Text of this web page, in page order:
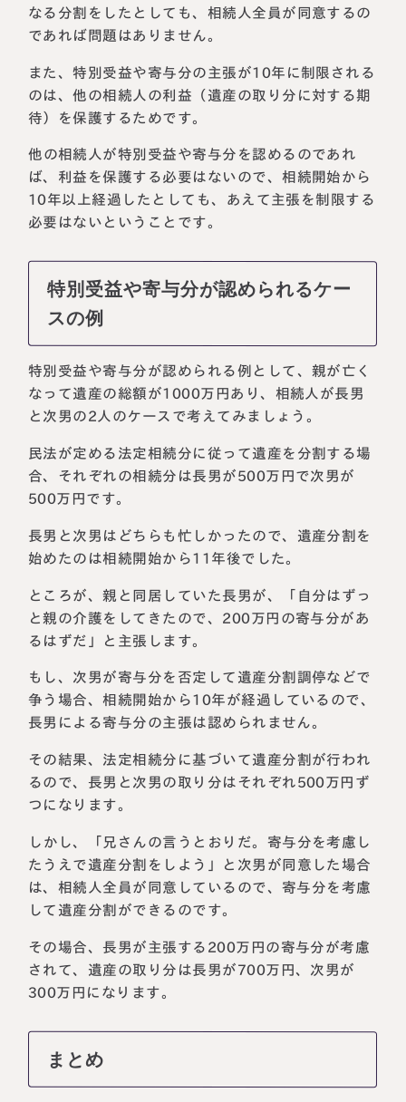
なる分割をしたとしても、相続人全員が同意するの
であれば問題はありません。
また、特別受益や寄与分の主張が10年に制限される
のは、他の相続人の利益（遺産の取り分に対する期
待）を保護するためです。
他の相続人が特別受益や寄与分を認めるのであれ
ば、利益を保護する必要はないので、相続開始から
10年以上経過したとしても、あえて主張を制限する
必要はないということです。
特別受益や寄与分が認められるケー
スの例
特別受益や寄与分が認められる例として、親が亡く
なって遺産の総額が1000万円あり、相続人が長男
と次男の2人のケースで考えてみましょう。
民法が定める法定相続分に従って遺産を分割する場
合、それぞれの相続分は長男が500万円で次男が
500万円です。
長男と次男はどちらも忙しかったので、遺産分割を
始めたのは相続開始から11年後でした。
ところが、親と同居していた長男が、「自分はずっ
と親の介護をしてきたので、200万円の寄与分があ
るはずだ」と主張します。
もし、次男が寄与分を否定して遺産分割調停などで
争う場合、相続開始から10年が経過しているので、
長男による寄与分の主張は認められません。
その結果、法定相続分に基づいて遺産分割が行われ
るので、長男と次男の取り分はそれぞれ500万円ず
つになります。
しかし、「兄さんの言うとおりだ。寄与分を考慮し
たうえで遺産分割をしよう」と次男が同意した場合
は、相続人全員が同意しているので、寄与分を考慮
して遺産分割ができるのです。
その場合、長男が主張する200万円の寄与分が考慮
されて、遺産の取り分は長男が700万円、次男が
300万円になります。
まとめ